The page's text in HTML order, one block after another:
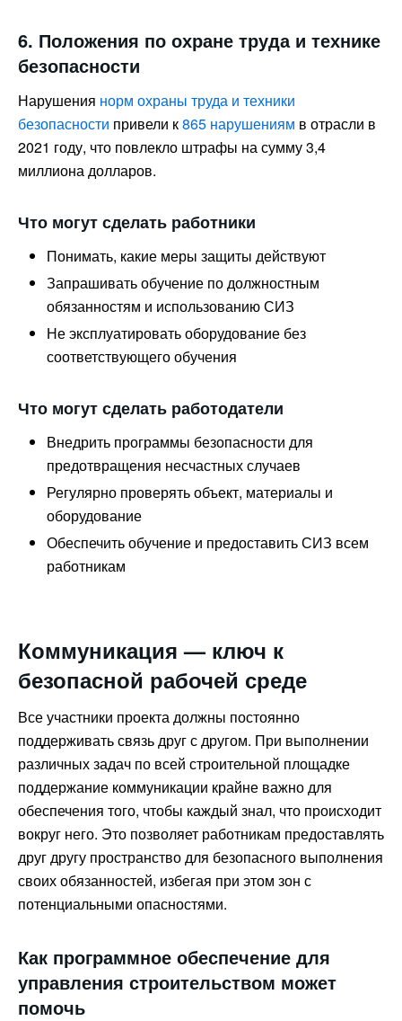
6. Положения по охране труда и технике
безопасности
Нарушения норм охраны труда и техники
безопасности привели к865 нарушениям в отрасли в
2021 году, что повлекло штрафы на сумму 3,4
миллиона долларов.
Что могут сделать работники
Понимать, какие меры защиты действуют
Запрашивать обучение по должностным
обязанностям и использованию СИЗ
Не эксплуатировать оборудование без
соответствующего обучения
Что могут сделать работодатели
Внедрить программы безопасности для
предотвращения несчастных случаев
Регулярно проверять объект, материалы и
оборудование
Обеспечить обучение и предоставить СИЗ всем
работникам
Коммуникация — ключ к
безопасной рабочей среде
Все участники проекта должны постоянно
поддерживать связь друг с другом. При выполнении
различных задач по всей строительной площадке
поддержание коммуникации крайне важно для
обеспечения того, чтобы каждый знал, что происходит
вокруг него. Это позволяет работникам предоставлять
друг другу пространство для безопасного выполнения
своих обязанностей, избегая при этом зон с
потенциальными опасностями.
Как программное обеспечение для
управления строительством может
помочь